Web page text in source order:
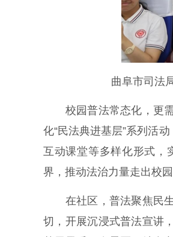
曲阜市司法
校园普法常态化，更需
化“民法典进基层”系列活
互动课堂等多样化形式，
界，推动法治力量走出校
在社区，普法聚焦民生
切，开展沉浸式普法宣讲